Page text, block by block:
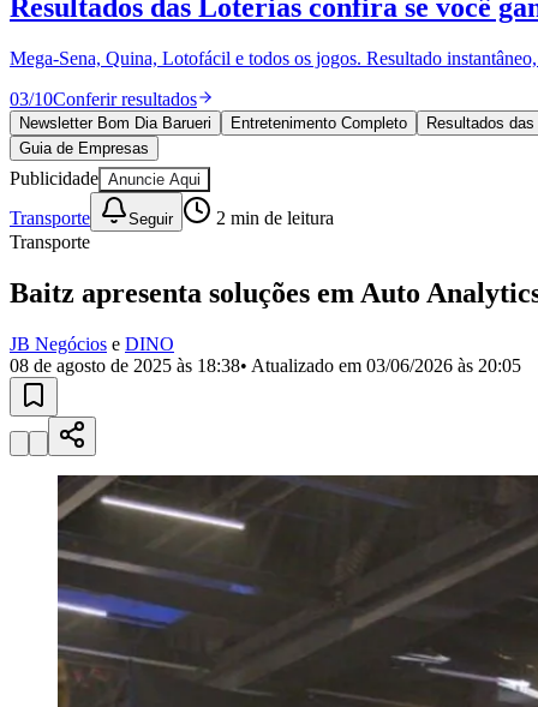
Política
Esportes
Segurança
Cultura
Meio Ambiente
Obras
Educação
Bairros de Barueri
Selecione sua região Para notícias da sua região
AldeiaAldeia da Serra
MilitarItapevi JandiraJardim Audir Jardim BelvalJardim Califórnia
CristinaJardim Maria Helena
Aldeinha
CondeVila Engenho Novo
Para Sua Empresa
Anuncie no Portal
Guia de Empresas
Divulgar Vagas Novo
Publicidade Legal
Negócios Regionais
Turismo
Segurança Regional
Hospitais Estaduais
Parques & Represas
Resultados das Loterias confira se você
Mega-Sena, Quina, Lotofácil e todos os jogos. Resultado
03/10Conferir resultados
Newsletter Bom Dia Barueri Entretenimento Completo Resultados
Guia de Empresas
Publicidade Anuncie Aqui
Transporte Seguir 2 min de leitura
Transporte
Baitz apresenta soluções em Auto
JB Negócios e DINO
08 de agosto de 2025 às 18:38• Atualizado em 03/06/2026 às 20:05